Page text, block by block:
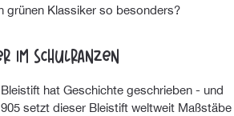
grünen Klassiker so besonders?
im Schulranzen
hat Geschichte geschrieben - und
setzt dieser Bleistift weltweit Maßstäbe